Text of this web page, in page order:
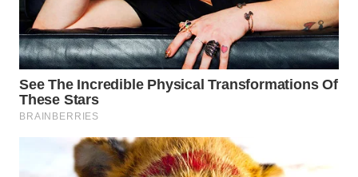
TINGGI
WN
PAKPAK
WN